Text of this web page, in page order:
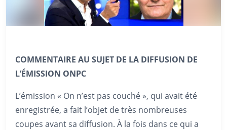
COMMENTAIRE AU SUJET DE LA DIFFUSION DE
L’ÉMISSION ONPC
L’émission « On n’est pas couché », qui avait été
enregistrée, a fait l’objet de très nombreuses
coupes avant sa diffusion. À la fois dans ce qui a